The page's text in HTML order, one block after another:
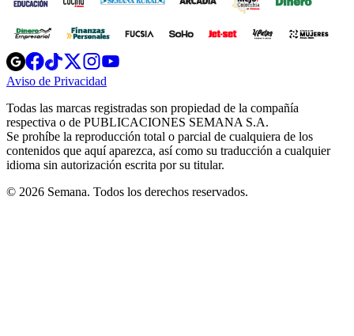
Opens
in
new
Opens
in
new
Opens
in
new
window
Opens
new
windowwindow
Aviso de Privacidad
new
window
Todas las marcas registradas son propiedad de la compañía
respectiva o de PUBLICACIONES SEMANA S.A.
Se prohíbe la reproducción total o parcial de cualquiera de los
contenidos que aquí aparezca, así como su traducción a cualquier
idioma sin autorización escrita por su titular.
© 2026 Semana. Todos los derechos reservados.